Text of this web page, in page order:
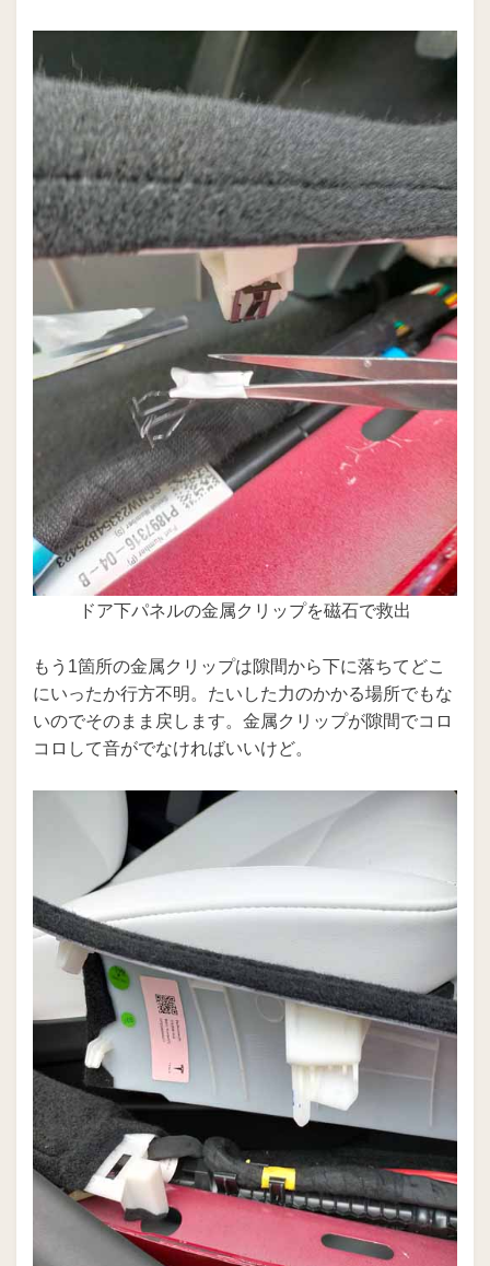
ドア下パネルの金属クリップを磁石で救出
もう1箇所の金属クリップは隙間から下に落ちてどこ
にいったか行方不明。たいした力のかかる場所でもな
いのでそのまま戻します。金属クリップが隙間でコロ
コロして音がでなければいいけど。